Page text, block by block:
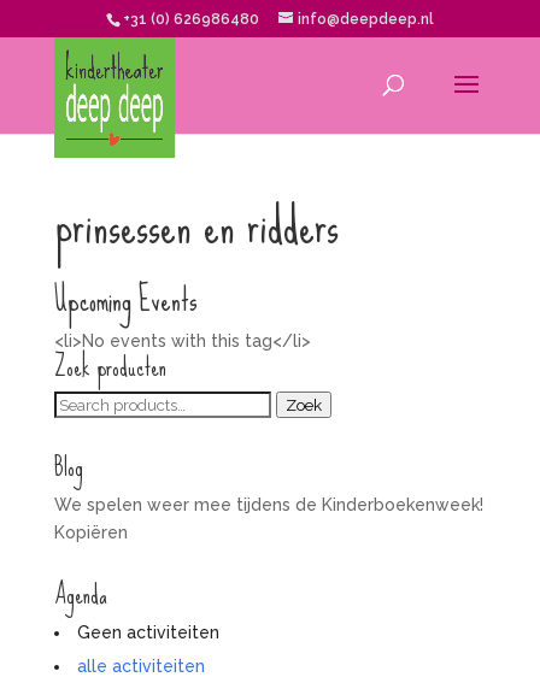
+31 (0) 626986480 info@deepdeep.nl
prinsessen en ridders
Upcoming Events
<li>No events with this tag</li>
Zoek producten
Zoeken
Zoek
Blog
We spelen weer mee tijdens de Kinderboekenweek!
Kopiëren
Agenda
Geen activiteiten
alle activiteiten